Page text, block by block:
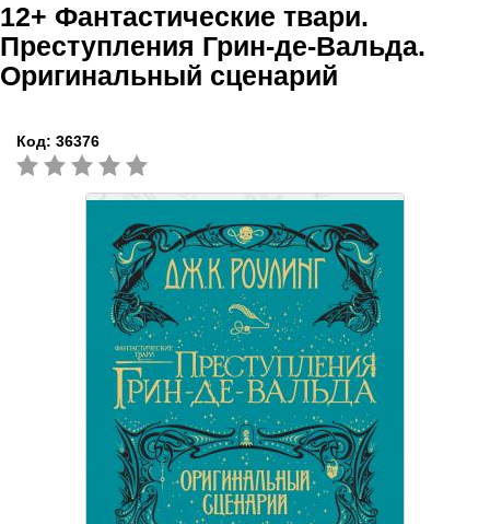
Код: 36376
12+ Фантастические твари.
Преступления Грин-де-Вальда.
Оригинальный сценарий